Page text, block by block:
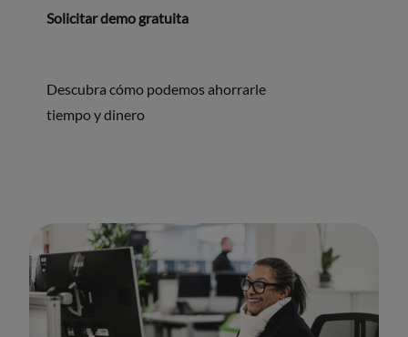
Solicitar demo gratuita
Descubra cómo podemos ahorrarle
tiempo y dinero